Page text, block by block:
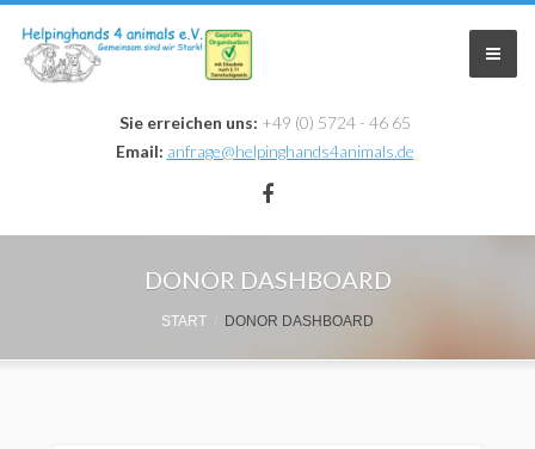
Sie erreichen uns: +49 (0) 5724 - 46 65
Email: anfrage@helpinghands4animals.de
DONOR DASHBOARD
START DONOR DASHBOARD